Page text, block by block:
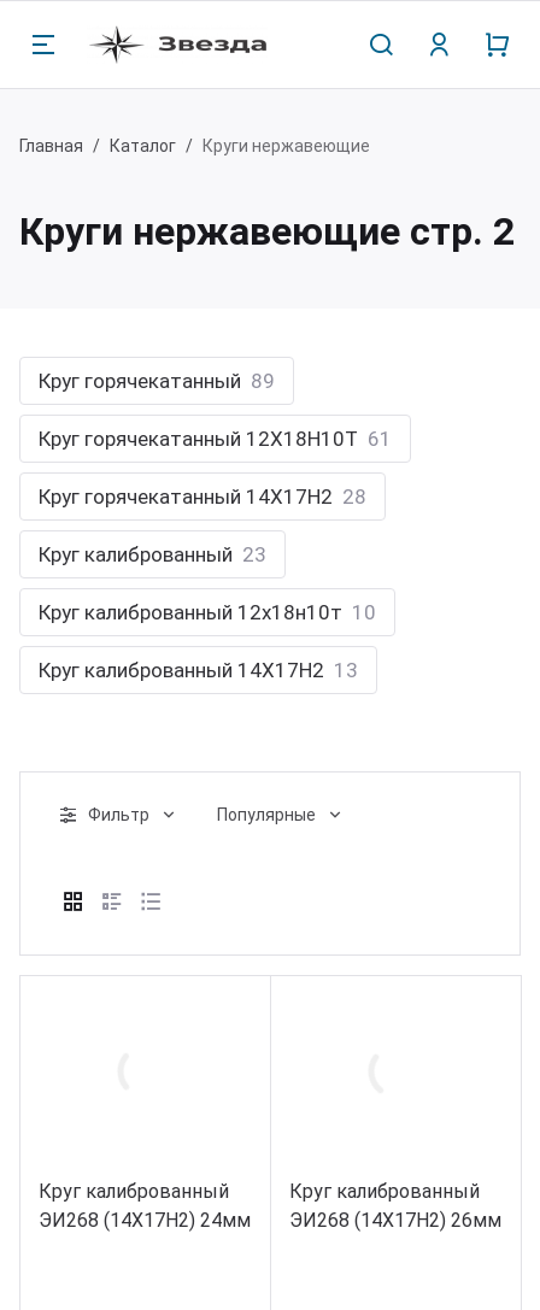
Назад
нержавеющие
Назад
компании
Главная Каталог Круги нержавеющие
Круги нержавеющие стр. 2
Круг горячекатанный 89
Круг горячекатанный 12Х18Н10Т 61
Круг горячекатанный 14Х17Н2 28
Круг калиброванный 23
Круг калиброванный 12х18н10т 10
Круг калиброванный 14Х17Н2 13
Фильтр Популярные
Круг калиброванный
ЭИ268 (14Х17Н2) 24мм
Круг калиброванный
ЭИ268 (14Х17Н2) 26мм